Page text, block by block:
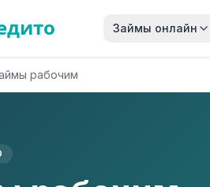
Займы онлайн
рабочим